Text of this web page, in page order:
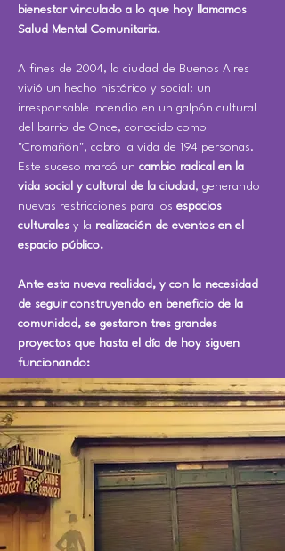
bienestar vinculado a lo que hoy llamamos
Salud Mental Comunitaria.
A fines de 2004, la ciudad de Buenos Aires
vivió un hecho histórico y social: un
irresponsable incendio en un galpón cultural
del barrio de Once, conocido como
"Cromañón", cobró la vida de 194 personas.
Este suceso marcó un cambio radical en la
vida social y cultural de la ciudad, generando
nuevas restricciones para los espacios
culturales y la realización de eventos en el
espacio público.
Ante esta nueva realidad, y con la necesidad
de seguir construyendo en beneficio de la
comunidad, se gestaron tres grandes
proyectos que hasta el día de hoy siguen
funcionando: